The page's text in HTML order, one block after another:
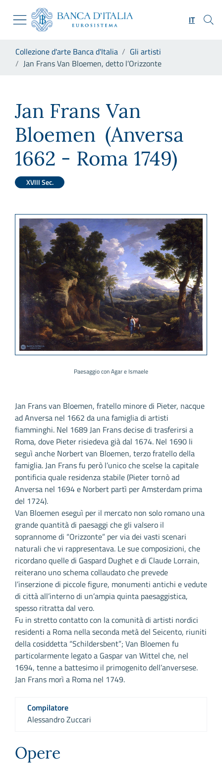
Skip to Main Content
Vai al sito istituzionale
Vai al menu di navigazione
Vai alla ricerca
Vai al footer
IT
Collezione d'arte Banca d'Italia
Gli artisti
Jan Frans Van Bloemen, detto l’Orizzonte
Jan Frans Van
Bloemen (Anversa
1662 - Roma 1749)
XVIII Sec.
Paesaggio con Agar e Ismaele
Jan Frans van Bloemen, fratello minore di Pieter, nacque
ad Anversa nel 1662 da una famiglia di artisti
fiamminghi. Nel 1689 Jan Frans decise di trasferirsi a
Roma, dove Pieter risiedeva già dal 1674. Nel 1690 li
seguì anche Norbert van Bloemen, terzo fratello della
famiglia. Jan Frans fu però l’unico che scelse la capitale
pontificia quale residenza stabile (Pieter tornò ad
Anversa nel 1694 e Norbert partì per Amsterdam prima
del 1724).
Van Bloemen eseguì per il mercato non solo romano una
grande quantità di paesaggi che gli valsero il
soprannome di “Orizzonte” per via dei vasti scenari
naturali che vi rappresentava. Le sue composizioni, che
ricordano quelle di Gaspard Dughet e di Claude Lorrain,
reiterano uno schema collaudato che prevede
l’inserzione di piccole figure, monumenti antichi e vedute
di città all’interno di un’ampia quinta paesaggistica,
spesso ritratta dal vero.
Fu in stretto contatto con la comunità di artisti nordici
residenti a Roma nella seconda metà del Seicento, riuniti
della cosiddetta “Schildersbent”; Van Bloemen fu
particolarmente legato a Gaspar van Wittel che, nel
1694, tenne a battesimo il primogenito dell’anversese.
Jan Frans morì a Roma nel 1749.
Compilatore
Alessandro Zuccari
Opere